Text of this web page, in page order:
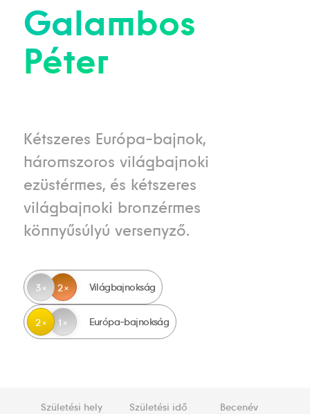
Galambos
Péter
Kétszeres Európa-bajnok,
háromszoros világbajnoki
ezüstérmes, és kétszeres
világbajnoki bronzérmes
könnyűsúlyú versenyző.
3 2 Világbajnokság
2 1 Európa-bajnokság
Születési hely
Születési idő
Becenév